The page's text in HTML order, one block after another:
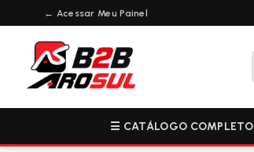
← Acessar Meu Painel
☰ CATÁLOGO COMPLETO